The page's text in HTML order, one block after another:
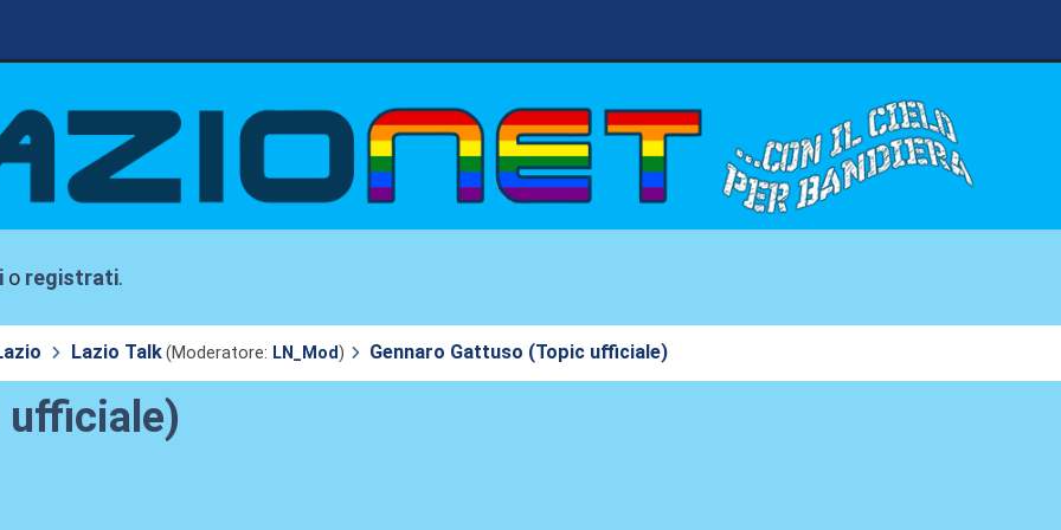
o registrati.
Lazio Talk(Moderatore: LN_Mod) Gennaro Gattuso (Topic ufficiale)
ufficiale)